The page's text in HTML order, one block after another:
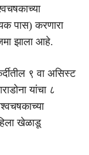
पास) करणारा
झाला आहे.
९ वा असिस्ट
यांचा ८
खेळाडू